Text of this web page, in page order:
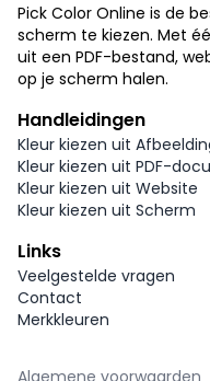
Pick Color Online is de
scherm te kiezen. Met
uit een PDF-bestand,
op je scherm halen.
Handleidingen
Kleur kiezen uit
Kleur kiezen uit PDF-
Kleur kiezen uit Website
Kleur kiezen uit Scherm
Links
Veelgestelde vragen
Contact
Merkkleuren
Algemene voorwaarden